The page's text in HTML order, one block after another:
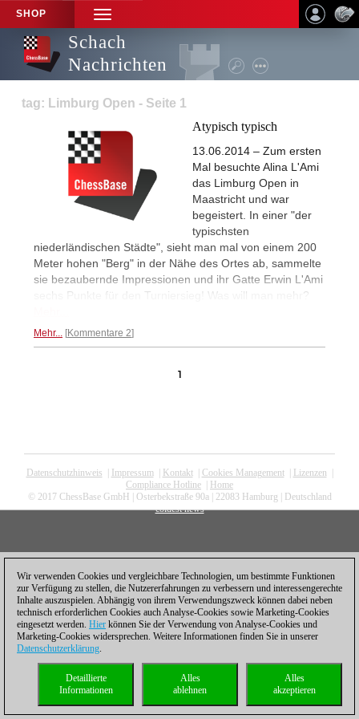
SHOP
TOGGLE
NAVIGATION
Schach
Nachrichten
tag: Limburg Open - Seite 1
Atypisch typisch
13.06.2014 – Zum ersten
Mal besuchte Alina L'Ami
das Limburg Open in
Maastricht und war
begeistert. In einer "der
typischsten
niederländischen Städte", sieht man mal von einem 200
Meter hohen "Berg" in der Nähe des Ortes ab, sammelte
sie bezaubernde Impressionen und ihr Gatte Erwin L'Ami
sechs Punkte für den Turniersieg! Was will man mehr?
Mehr... Kommentare 2
1
Datenschutzhinweis Impressum| Kontakt| Cookies Management| Lizenzen
Compliance Hotline
Home
© 2017 ChessBase GmbH | Osterbekstraße 90a | 22083 Hamburg | Deutschland
coldest news
Wir verwenden Cookies und vergleichbare Technologien, um bestimmte Funktionen
zur Verfügung zu stellen, die Nutzererfahrungen zu verbessern und interessengerechte
Inhalte auszuspielen. Abhängig von ihrem Verwendungszweck können dabei neben
technisch erforderlichen Cookies auch Analyse-Cookies sowie Marketing-Cookies
eingesetzt werden. Hier können Sie der Verwendung von Analyse-Cookies und
Marketing-Cookies widersprechen. Weitere Informationen finden Sie in unserer
Datenschutzerklärung.
Alles
akzeptieren
Alles
ablehnen
Detaillierte
Informationen